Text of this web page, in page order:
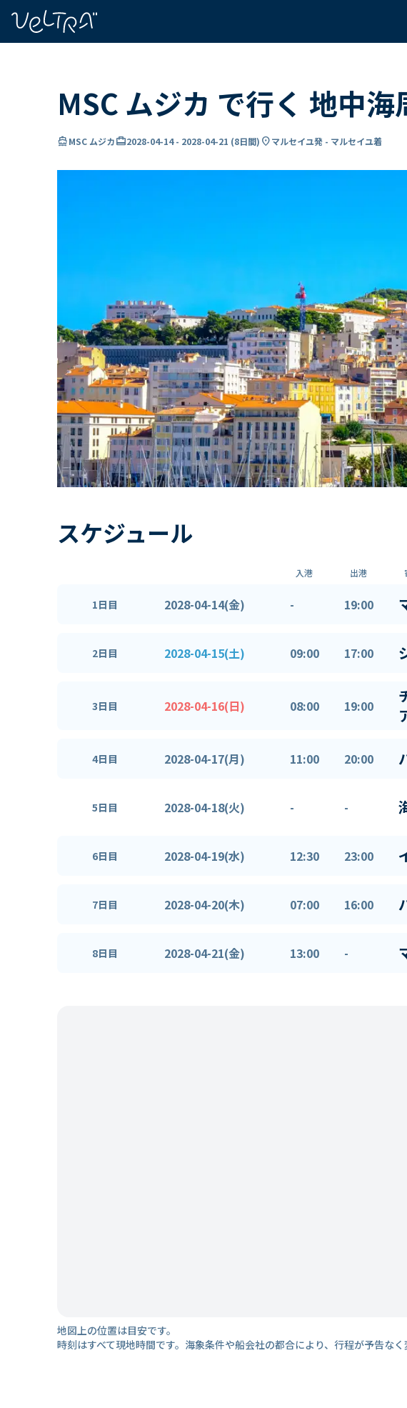
MSC ムジカ で行く 地中
directions_boatMSC ムジカcard_travel2028-04-14- 2028-04-21 (8日間) location_onマルセイユ発 - マルセイユ着
スケジュール
入港 出港
1日目 2028-04-14(金) - 19:00
2日目 2028-04-15(土) 09:00 17:00
3日目 2028-04-16(日) 08:00 19:00
4日目 2028-04-17(月) 11:00 20:00
5日目 2028-04-18(火) - -
6日目 2028-04-19(水) 12:30 23:00
7日目 2028-04-20(木) 07:00 16:00
8日目 2028-04-21(金) 13:00 -
地図上の位置は目安です。
時刻はすべて現地時間です。海象条件や船会社の都合により、行程が予告なく